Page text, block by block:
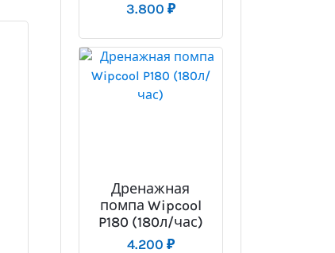
3.800 ₽
Дренажная
помпа Wipcool
P180 (180л/час)
4.200 ₽